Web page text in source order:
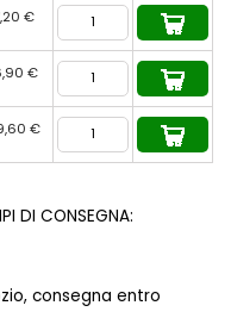
€
€
€
DI CONSEGNA:
consegna entro